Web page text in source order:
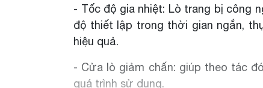
- Tốc độ gia nhiệt: Lò trang bị công
độ thiết lập trong thời gian ngắn,
hiệu quả.
- Cửa lò giảm chấn: giúp theo tác
quá trình sử dụng.